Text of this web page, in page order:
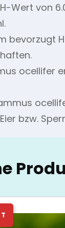
Wert von
bevorzugt
ocellifer
bzw.